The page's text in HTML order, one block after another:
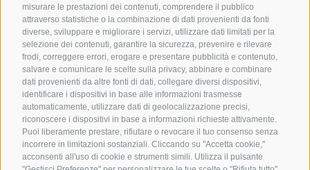
misurare le prestazioni dei contenuti, comprendere il pubblico
attraverso statistiche o la combinazione di dati provenienti da fonti
diverse, sviluppare e migliorare i servizi, utilizzare dati limitati per la
selezione dei contenuti, garantire la sicurezza, prevenire e rilevare
frodi, correggere errori, erogare e presentare pubblicità e contenuto,
salvare e comunicare le scelte sulla privacy, abbinare e combinare
dati provenienti da altre fonti di dati, collegare diversi dispositivi,
identificare i dispositivi in base alle informazioni trasmesse
automaticamente, utilizzare dati di geolocalizzazione precisi,
riconoscere i dispositivi in base a informazioni richieste attivamente.
Puoi liberamente prestare, rifiutare o revocare il tuo consenso senza
incorrere in limitazioni sostanziali. Cliccando su "Accetta cookie,"
acconsenti all'uso di cookie e strumenti simili. Utilizza il pulsante